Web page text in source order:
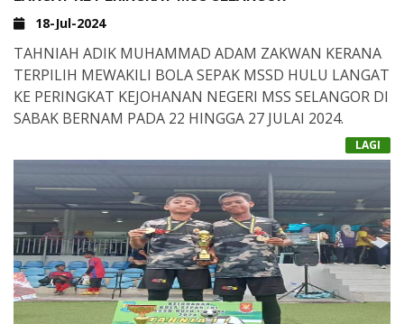
18-Jul-2024
TAHNIAH ADIK MUHAMMAD ADAM ZAKWAN KERANA
TERPILIH MEWAKILI BOLA SEPAK MSSD HULU LANGAT
KE PERINGKAT KEJOHANAN NEGERI MSS SELANGOR DI
SABAK BERNAM PADA 22 HINGGA 27 JULAI 2024.
LAGI